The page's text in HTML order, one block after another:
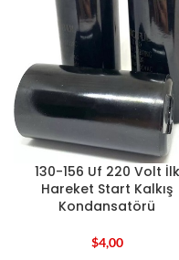
130-156 Uf 220 Volt İlk
Hareket Start Kalkış
Kondansatörü
$4,00